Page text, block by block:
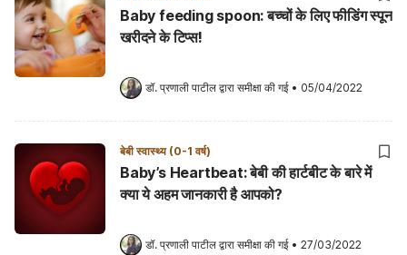
Baby feeding spoon: बच्चों के लिए फीडिंग स्पून
खरीदने के टिप्स!
डॉ. प्रणाली पाटील द्वारा समीक्षा की गई • 05/04/2022
बेबी स्वास्थ्य (0-1 वर्ष)
Baby’s Heartbeat: बेबी की हार्टबीट के बारे में
क्या ये अहम जानकारी है आपको?
डॉ. प्रणाली पाटील द्वारा समीक्षा की गई • 27/03/2022